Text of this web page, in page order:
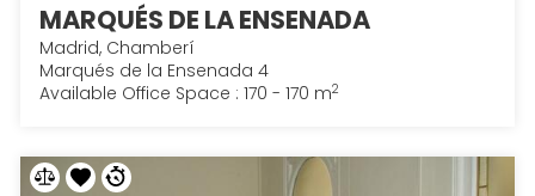
MARQUÉS DE LA ENSENADA
Madrid, Chamberí
Marqués de la Ensenada 4
Available Office Space : 170 - 170 m2